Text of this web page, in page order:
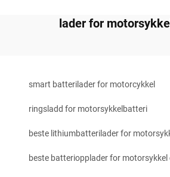
lader for
smart batterilader for motorcykkel
ringsladd for motorsykkelbatteri
beste lithiumbatterilader for
beste batteriopplader for motorsykkel